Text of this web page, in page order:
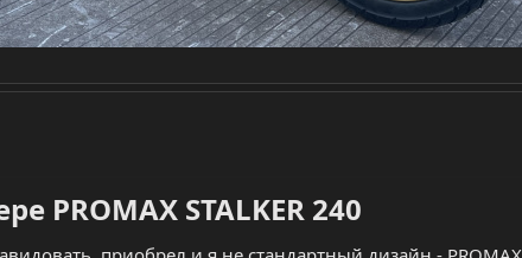
PROMAX STALKER 240​